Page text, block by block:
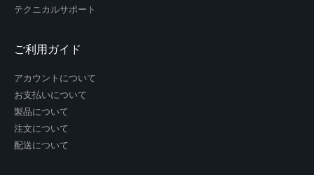
テクニカルサポート
ご利用ガイド
アカウントについて
お支払いについて
製品について
注文について
配送について